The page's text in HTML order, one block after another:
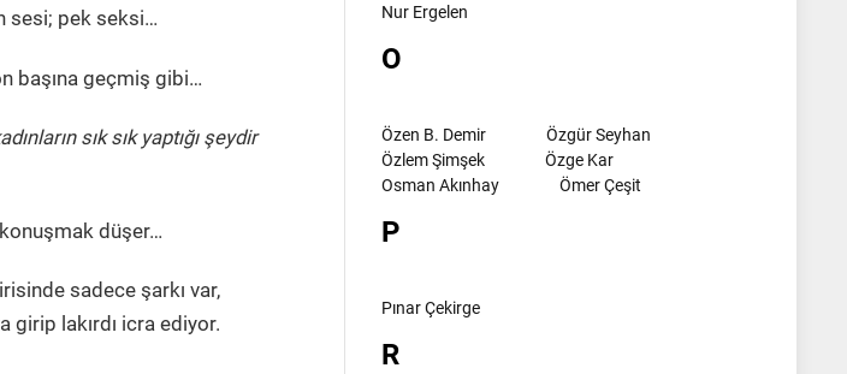
sesi; pek seksi…
başına geçmiş gibi…
sık sık yaptığı şeydir
düşer…
sadece şarkı var,
girip lakırdı icra ediyor.
Nur Ergelen
O
Özen B. Demir
Özgür Seyhan
Özlem Şimşek
Özge Kar
Osman Akınhay
Ömer Çeşit
P
Pınar Çekirge
R